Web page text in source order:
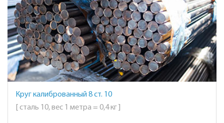
Круг калиброванный 8 ст. 10
[ сталь 10, вес 1 метра = 0,4 кг ]